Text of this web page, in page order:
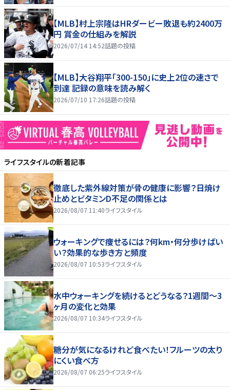
【MLB】村上宗隆はHRダービー敗退も約2400万
円 賞金の仕組みを解説
2026/07/14 14:52話題の投稿
【MLB】大谷翔平「300-150」に史上2位の速さで
到達 記録の意味を読み解く
2026/07/10 17:26話題の投稿
ライフスタイルの新着記事
徹底した紫外線対策が骨の健康に影響？日焼け
止めとビタミンD不足の関係とは
2026/08/07 11:40ライフスタイル
ウォーキングで痩せるには？何km・何分歩けばい
い？効果的な歩き方と頻度
2026/08/07 10:53ライフスタイル
水中ウォーキングを続けるとどうなる？1週間～3
ヶ月の変化と効果
2026/08/07 10:34ライフスタイル
糖分が気になるけれど食べたい！フルーツの太り
にくい食べ方
2026/08/07 06:25ライフスタイル